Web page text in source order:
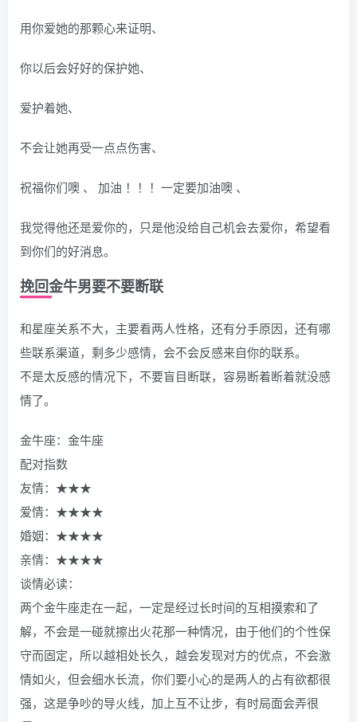
用你爱她的那颗心来证明、
你以后会好好的保护她、
爱护着她、
不会让她再受一点点伤害、
祝福你们噢 、 加油 ！！！一定要加油噢 、
我觉得他还是爱你的，只是他没给自己机会去爱你，希望看
到你们的好消息。
挽回金牛男要不要断联
和星座关系不大，主要看两人性格，还有分手原因，还有哪
些联系渠道，剩多少感情，会不会反感来自你的联系。
不是太反感的情况下，不要盲目断联，容易断着断着就没感
情了。
金牛座：金牛座
配对指数
友情：★★★
爱情：★★★★
婚姻：★★★★
亲情：★★★★
谈情必读：
两个金牛座走在一起，一定是经过长时间的互相摸索和了
解，不会是一碰就擦出火花那一种情况，由于他们的个性保
守而固定，所以越相处长久，越会发现对方的优点，不会激
情如火，但会细水长流，你们要小心的是两人的占有欲都很
强，这是争吵的导火线，加上互不让步，有时局面会弄很